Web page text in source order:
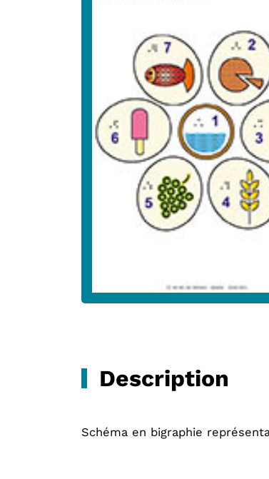
Description
Schéma en bigraphie